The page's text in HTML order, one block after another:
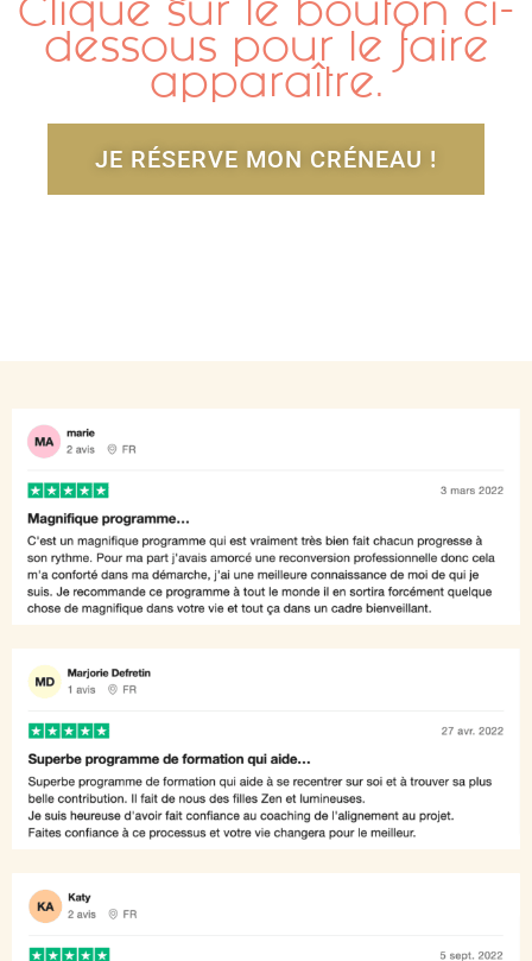
dessous pour le faire
apparaître.
JE RÉSERVE MON CRÉNEAU !